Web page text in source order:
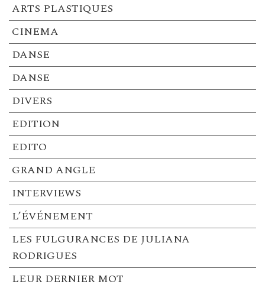
ARTS PLASTIQUES
CINEMA
DANSE
DANSE
DIVERS
EDITION
EDITO
GRAND ANGLE
INTERVIEWS
L’ÉVÉNEMENT
LES FULGURANCES DE JULIANA
RODRIGUES
LEUR DERNIER MOT